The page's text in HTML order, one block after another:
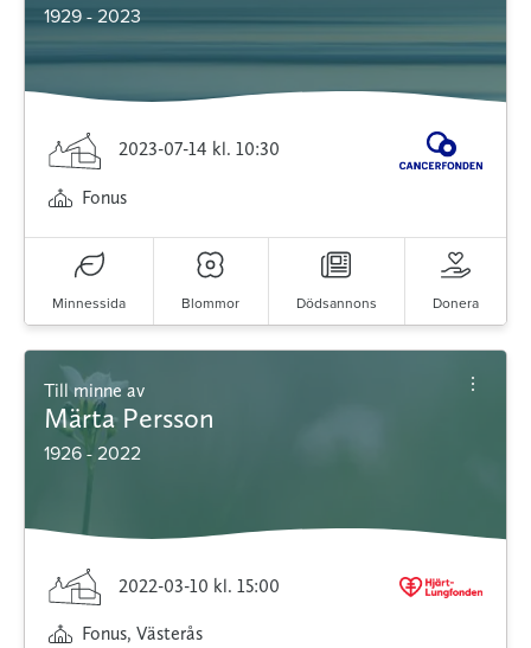
1929 - 2023
2023-07-14 kl. 10:30
Fonus
Minnessida Blommor Dödsannons Donera
Till minne av
Märta Persson
1926 - 2022
2022-03-10 kl. 15:00
Fonus, Västerås